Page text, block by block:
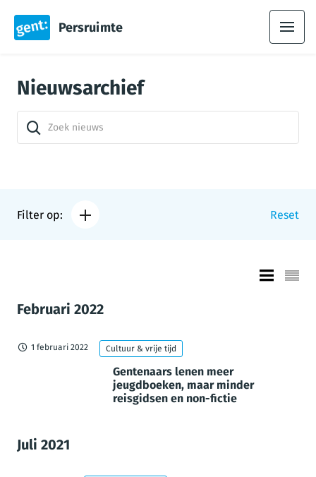
Persruimte
Nieuwsarchief
Filter op: Reset
Februari 2022
1 februari 2022 Cultuur & vrije tijd
Gentenaars lenen meer
jeugdboeken, maar minder
reisgidsen en non-fictie
Juli 2021